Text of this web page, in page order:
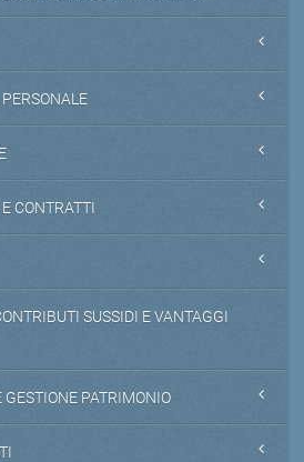
CONTRATTI
SUSSIDI E VANTAGGI
PATRIMONIO